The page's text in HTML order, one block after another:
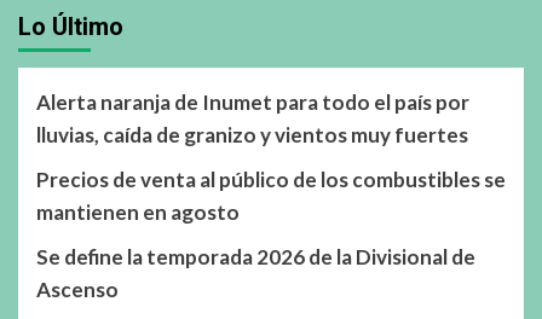
Lo Último
Alerta naranja de Inumet para todo el país por
lluvias, caída de granizo y vientos muy fuertes
Precios de venta al público de los combustibles se
mantienen en agosto
Se define la temporada 2026 de la Divisional de
Ascenso